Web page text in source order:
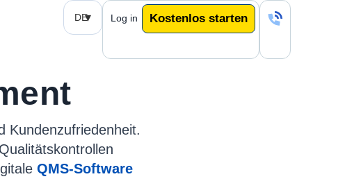
DE Log in Kostenlos starten
Kundenzufriedenheit.
QMS-Software